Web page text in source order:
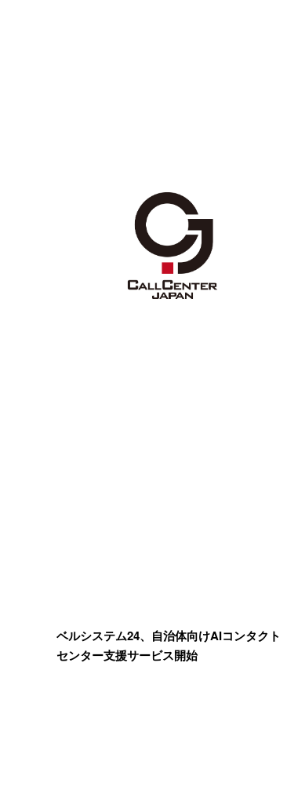
ベルシステム24、自治体向けAIコンタクト
センター支援サービス開始